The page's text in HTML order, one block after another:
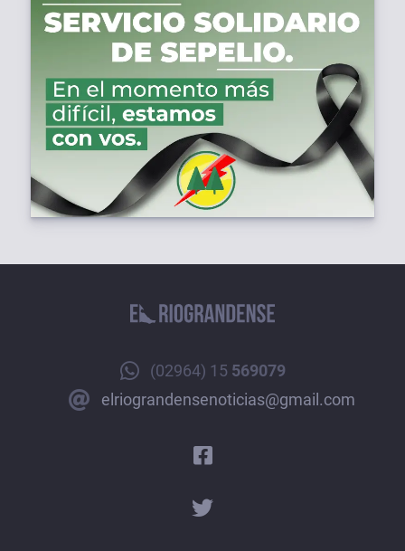
(02964) 15 569079
elriograndensenoticias@gmail.com